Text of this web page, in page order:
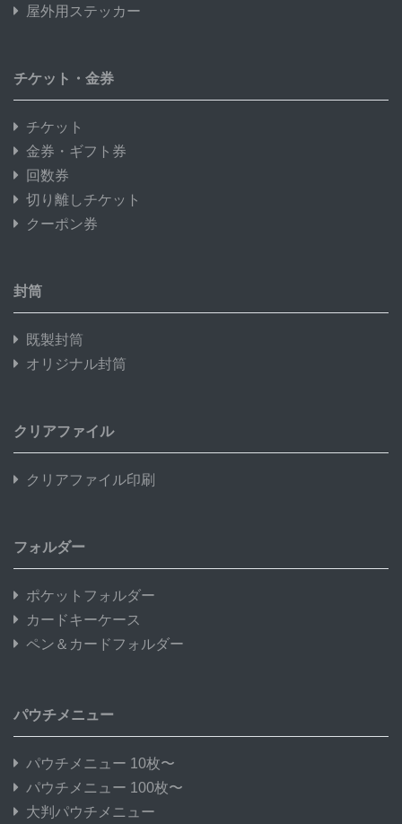
屋外用ステッカー
チケット・金券
チケット
金券・ギフト券
回数券
切り離しチケット
クーポン券
封筒
既製封筒
オリジナル封筒
クリアファイル
クリアファイル印刷
フォルダー
ポケットフォルダー
カードキーケース
ペン＆カードフォルダー
パウチメニュー
パウチメニュー 10枚〜
パウチメニュー 100枚〜
大判パウチメニュー